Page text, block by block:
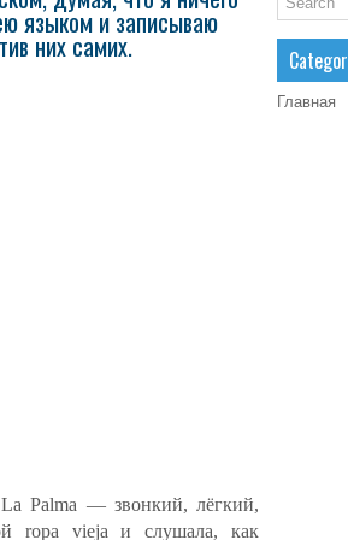
языком и записываю
них самих.
Palma — звонкий, лёгкий,
ropa vieja и слушала, как
Главная